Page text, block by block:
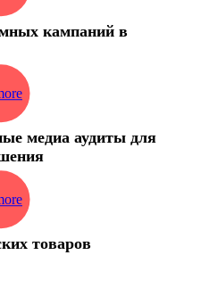
кампаний в
медиа аудиты для
товаров